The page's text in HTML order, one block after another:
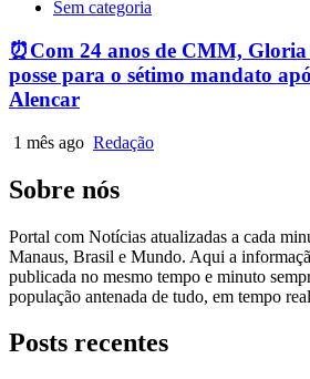
Sem categoria
⏰Com 24 anos de CMM,
posse para o sétimo mandato
Alencar
1 mês ago Redação
Sobre nós
Portal com Notícias atualizadas a cada
Manaus, Brasil e Mundo. Aqui a
publicada no mesmo tempo e minuto
população antenada de tudo, em tempo
Posts recentes